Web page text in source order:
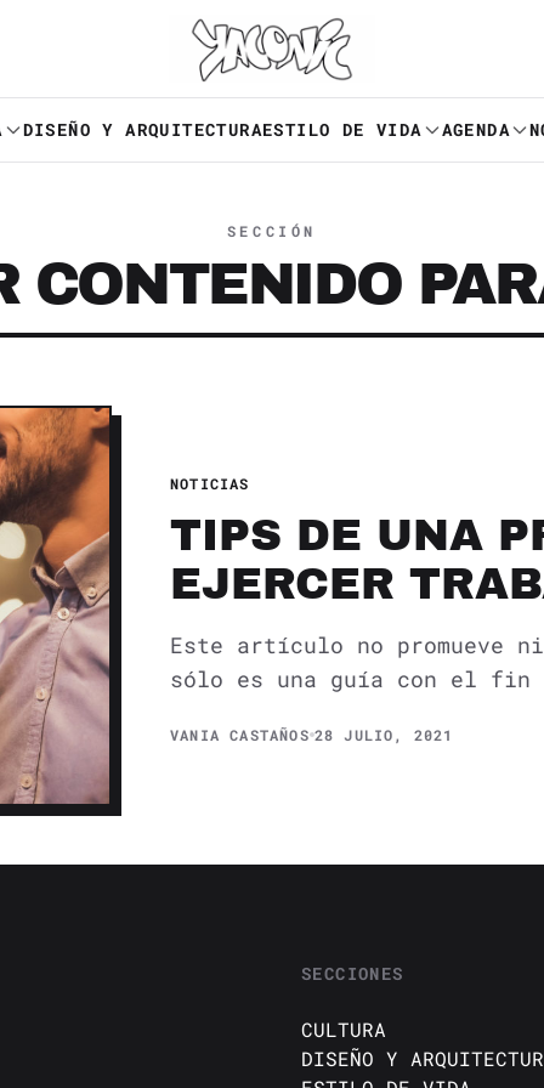
DISEÑO Y ARQUITECTURAESTILO DE VIDA AGENDA
SECCIÓN
CONTENIDO
NOTICIAS
TIPS DE UNA
EJERCER
Este artículo no promueve
sólo es una guía con el
VANIA CASTAÑOS 28 JULIO, 2021
SECCIONES
CULTURA
DISEÑO Y